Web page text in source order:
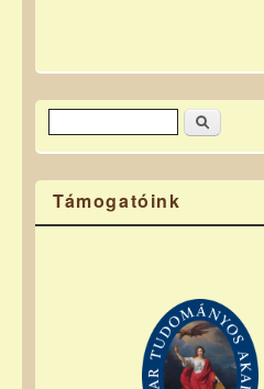
Keresés űrlap
Keresés
Támogatóink